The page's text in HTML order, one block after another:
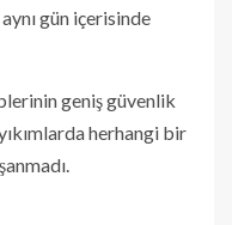
gün içerisinde
geniş güvenlik
herhangi bir